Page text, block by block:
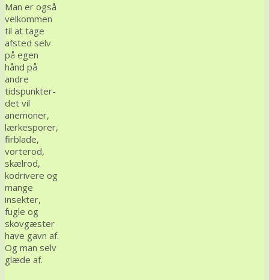
Man er også
velkommen
til at tage
afsted selv
på egen
hånd på
andre
tidspunkter-
det vil
anemoner,
lærkesporer,
firblade,
vorterod,
skælrod,
kodrivere og
mange
insekter,
fugle og
skovgæster
have gavn af.
Og man selv
glæde af.